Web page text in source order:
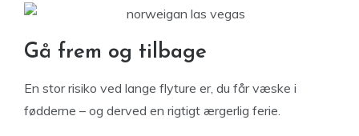
Gå frem og tilbage
En stor risiko ved lange flyture er, du får væske i
fødderne – og derved en rigtigt ærgerlig ferie.